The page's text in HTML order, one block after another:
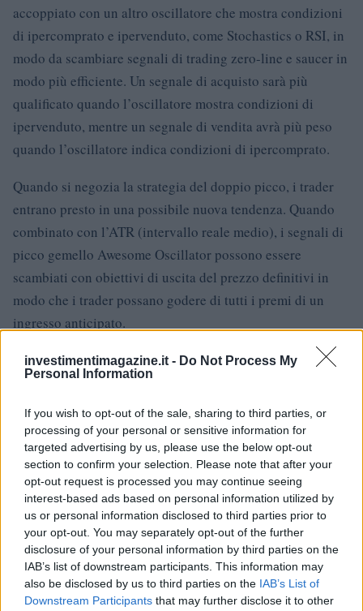
investimentimagazine.it - Do Not Process My
Personal Information
If you wish to opt-out of the sale, sharing to third parties, or
processing of your personal or sensitive information for
targeted advertising by us, please use the below opt-out
section to confirm your selection. Please note that after your
opt-out request is processed you may continue seeing
interest-based ads based on personal information utilized by
us or personal information disclosed to third parties prior to
your opt-out. You may separately opt-out of the further
disclosure of your personal information by third parties on the
IAB’s list of downstream participants. This information may
also be disclosed by us to third parties on the IAB’s List of
Downstream Participants that may further disclose it to other
accoppiato con un altro oscillatore che mostra condizioni
di ipercomprato e ipervenduto, come Stochastics o RSI, in
modo da scambiare segnali di trading zero-line e saucer in
modo più efficiente. Un segnale di acquisto sarà più
qualificato quando l’oscillatore mostra condizioni di
ipervenduto, mentre un segnale di vendita avrà più peso
quando l’oscillatore indica condizioni di ipercomprato.
Quando si negozia la strategia del doppio picco, i trader
entrano presto in una possibile nuova tendenza. Quando
combinato con l’ATR (intervallo reale medio), i segnali di
picco gemello Awesome Oscillator possono essere
scambiati con obiettivi di uscita del prezzo definitivi in ​​
modo che i trader possano godere di tutti i premi di un
ingresso anticipato.
Trading con Awesome Oscillator su
The Awesome Oscillator è disponibile sulle piattaforme
AvaTrade insieme ad altri famosi indicatori di Bill
Williams. Ecco perché dovresti fare trading con questo
“fantastico indicatore” su AvaTrade:
Un broker regolamentato a livello globale. Licenza
nell’UE, Australia, Giappone, Isole britanniche e Sud
Africa.
Piattaforme robuste. Usa Awesome Oscillator su
piattaforme di trading avanzate che hanno integrato il